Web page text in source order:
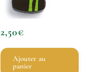
2,50€
Ajouter au
panier